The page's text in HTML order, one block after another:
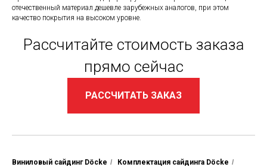
отечественный материал дешевле зарубежных аналогов, при этом
качество покрытия на высоком уровне.
Рассчитайте стоимость заказа
прямо сейчас
РАССЧИТАТЬ ЗАКАЗ
Виниловый сайдинг Döcke / Комплектация сайдинга Döcke /